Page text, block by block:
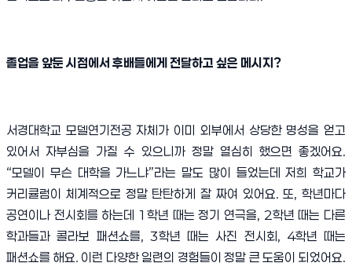
졸업을 앞둔 시점에서 후배들에게 전달하고 싶은 메시지 ?
서경대학교 모델연기전공 자체가 이미 외부에서 상당한 명성을 얻고
있어서 자부심을 가질 수 있으니까 정말 열심히 했으면 좋겠어요
“모델이 무슨 대학을 가느냐”라는 말도 많이 들었는데 저희 학교가
커리큘럼이 체계적으로 정말 탄탄하게 잘 짜여 있어요
또
학년마다
공연이나 전시회를 하는데
1 학년 때는 정기 연극을 , 2학년 때는 다른
학과들과 콜라보 패션쇼를 , 3학년 때는 사진 전시회 , 4학년 때는
패션쇼를 해요 이런 다양한 일련의 경험들이 정말 큰 도움이 되었어요